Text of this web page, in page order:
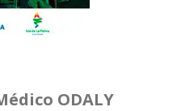
ODALY